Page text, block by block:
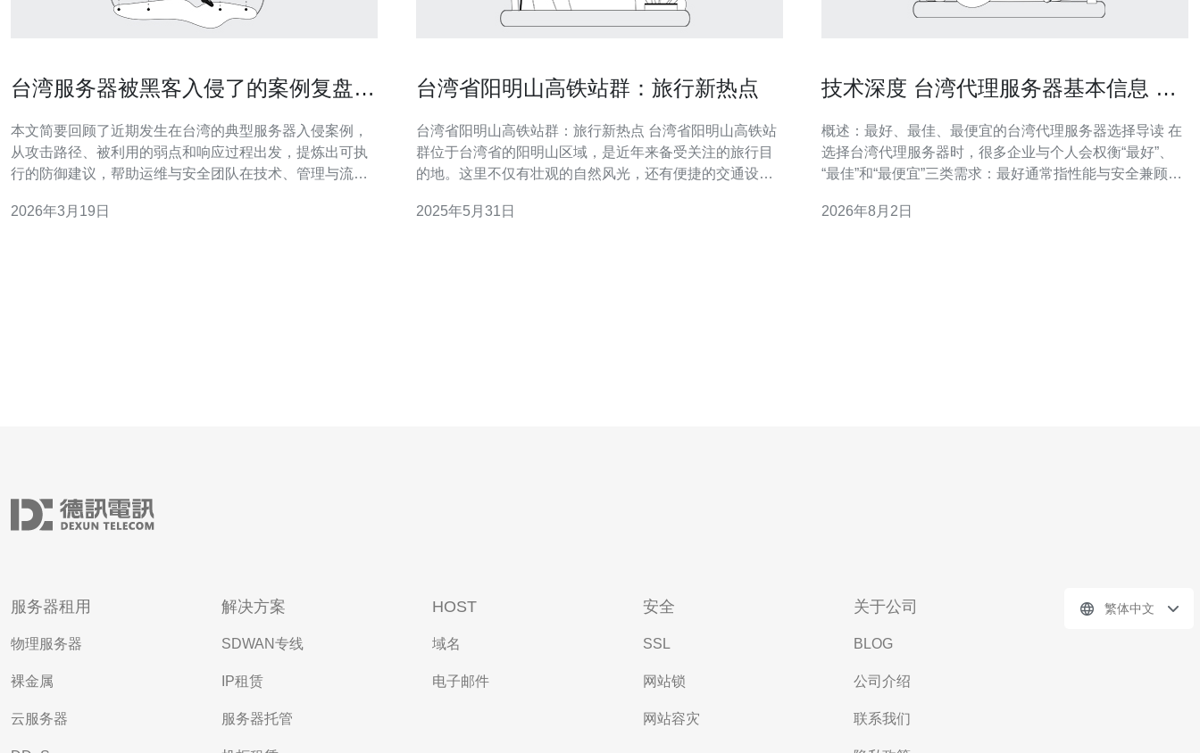
台湾服务器被黑客入侵了的案例复盘与
本文简要回顾了近期发生在台湾的典型服务器入侵案例，
从攻击路径、被利用的弱点和响应过程出发，提炼出可执
行的防御建议，帮助运维与安全团队在技术、管理与流程
险。 发生了多少起相关入侵事件？ 公开与第三方披露的信
2026年3月19日
台湾省阳明山高铁站群：旅行新热点
台湾省阳明山高铁站群：旅行新热点 台湾省阳明山高铁站
群位于台湾省的阳明山区域，是近年来备受关注的旅行目
的地。这里不仅有壮观的自然风光，还有便捷的交通设
围环绕着美丽的山峦和郁郁葱葱的森林，清新的空气和宜
2025年5月31日
技术深度 台湾代理服务器基本信息 中
概述：最好、最佳、最便宜的台湾代理服务器选择导读 在
选择台湾代理服务器时，很多企业与个人会权衡“最好”、
“最佳”和“最便宜”三类需求：最好通常指性能与安全兼顾，
度角度评测台湾代理服务器的基本信息，重点解析认证机
2026年8月2日
服务器租用
物理服务器
裸金属
云服务器
解决方案
SDWAN专线
IP租赁
服务器托管
HOST
域名
电子邮件
安全
SSL
网站锁
网站容灾
关于公司
BLOG
公司介绍
联系我们
繁体中文